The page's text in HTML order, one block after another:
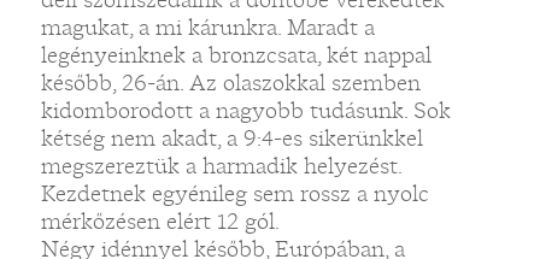
magukat, a mi kárunkra. Maradt a
legényeinknek a bronzcsata, két nappal
később, 26-án. Az olaszokkal szemben
kidomborodott a nagyobb tudásunk. Sok
kétség nem akadt, a 9:4-es sikerünkkel
megszereztük a harmadik helyezést.
Kezdetnek egyénileg sem rossz a nyolc
mérkőzésen elért 12 gól.
Négy idénnyel később, Európában, a